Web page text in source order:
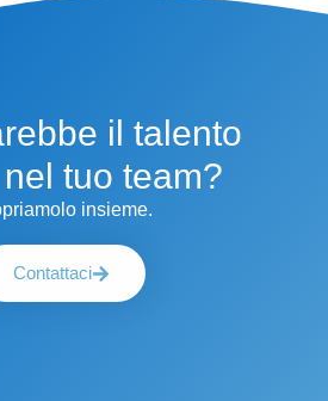
il talento
tuo team?
insieme.
Contattaci